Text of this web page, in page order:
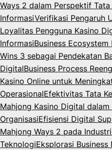
Ways 2 dalam Perspektif
InformasiVerifikasi Pengaruh
Loyalitas Pengguna Kasino
InformasiBusiness
Wins 3 sebagai Pendekatan
DigitalBusiness Process
Kasino Online untuk
OperasionalEfektivitas Tata
Mahjong Kasino Digital
OrganisasiEfisiensi Digital
Mahjong Ways 2 pada
TeknologiEksplorasi